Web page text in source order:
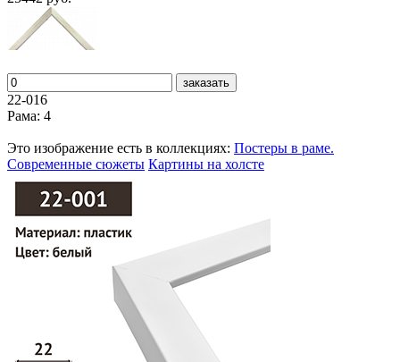
заказать
22-016
Рама: 4
Это изображение есть в коллекциях: Постеры в раме.
Современные сюжеты Картины на холсте